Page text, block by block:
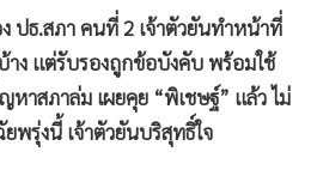
ปธ.สภา คนที่ 2 เจ้าตัวยันทำหน้าที่
ง แต่รับรองถูกข้อบังคับ พร้อมใช้
าสภาล่ม เผยคุย “พิเชษฐ์” แล้ว ไม่
พรุ่งนี้ เจ้าตัวยันบริสุทธิ์ใจ